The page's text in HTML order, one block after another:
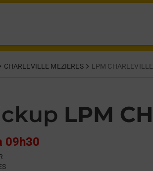
CHARLEVILLE MEZIERES LPM CHARLEVILLE
LPM
09h30
RUE JEAN BAPTISTE LEFOR